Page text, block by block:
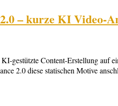
– kurze KI Video-
Content-Erstellung auf
2.0 diese statischen Motive